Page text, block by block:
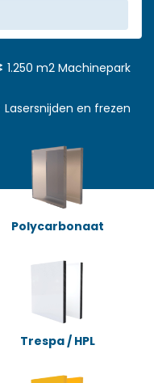
1.250 m2 Machinepark
Lasersnijden en frezen
Polycarbonaat
Trespa / HPL